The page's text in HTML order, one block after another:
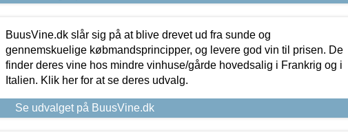
BuusVine.dk slår sig på at blive drevet ud fra sunde og
gennemskuelige købmandsprincipper, og levere god vin til prisen. De
finder deres vine hos mindre vinhuse/gårde hovedsalig i Frankrig og i
Italien. Klik her for at se deres udvalg.
Se udvalget på BuusVine.dk